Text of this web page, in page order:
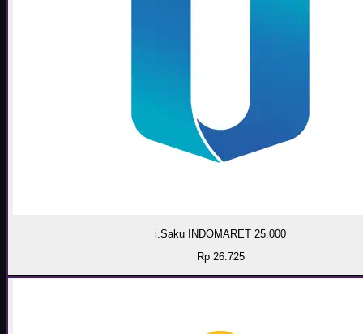
i.Saku INDOMARET 25.000
Rp 26.725